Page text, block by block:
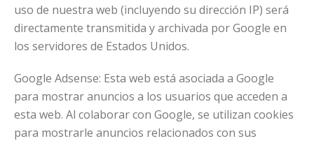
uso de nuestra web (incluyendo su dirección IP) será
directamente transmitida y archivada por Google en
los servidores de Estados Unidos.
Google Adsense: Esta web está asociada a Google
para mostrar anuncios a los usuarios que acceden a
esta web. Al colaborar con Google, se utilizan cookies
para mostrarle anuncios relacionados con sus